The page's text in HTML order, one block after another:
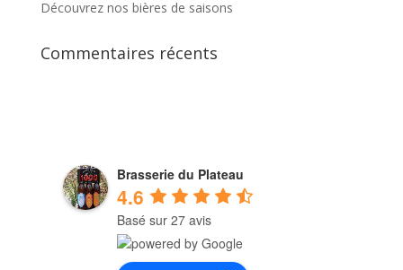
Découvrez nos bières de saisons
Commentaires récents
Brasserie du Plateau
4.6
Basé sur 27 avis